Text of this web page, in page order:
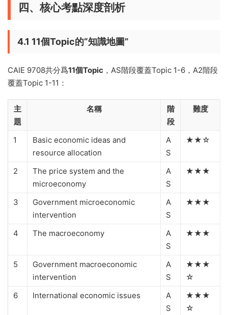
四、核心考點深度剖析
4.1 11個Topic的“知識地圖”
CAIE 9708共分爲11個Topic ，AS階段覆蓋Topic 1-6，A2階段
覆蓋Topic 1-11：
主
題
名稱
階
段
難度
1
Basic economic ideas and
resource allocation
A
S
★★☆
2
The price system and the
microeconomy
A
S
★★★
3
Government microeconomic
intervention
A
S
★★★
4 The macroeconomy
A
S
★★★
5
Government macroeconomic
intervention
A
S
★★★
☆
6
International economic issues
A
S
★★★
☆